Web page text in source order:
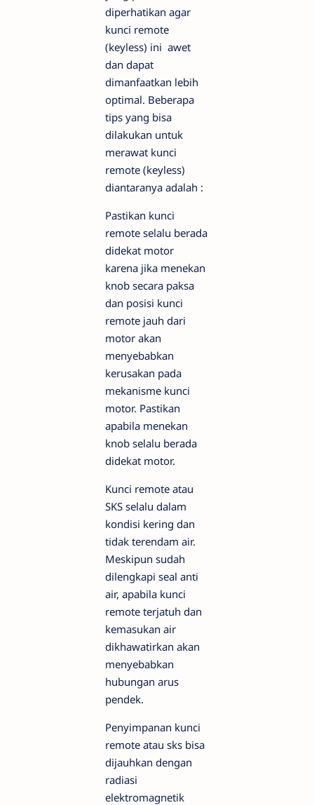
diperhatikan agar
kunci remote
(keyless) ini awet
dan dapat
dimanfaatkan lebih
optimal. Beberapa
tips yang bisa
dilakukan untuk
merawat kunci
remote (keyless)
diantaranya adalah :
Pastikan kunci
remote selalu berada
didekat motor
karena jika menekan
knob secara paksa
dan posisi kunci
remote jauh dari
motor akan
menyebabkan
kerusakan pada
mekanisme kunci
motor. Pastikan
apabila menekan
knob selalu berada
didekat motor.
Kunci remote atau
SKS selalu dalam
kondisi kering dan
tidak terendam air.
Meskipun sudah
dilengkapi seal anti
air, apabila kunci
remote terjatuh dan
kemasukan air
dikhawatirkan akan
menyebabkan
hubungan arus
pendek.
Penyimpanan kunci
remote atau sks bisa
dijauhkan dengan
radiasi
elektromagnetik